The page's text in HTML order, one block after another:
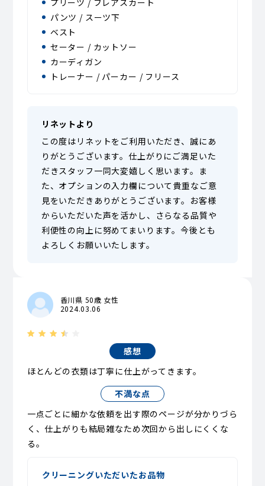
パンツ / スーツ下
ベスト
セーター / カットソー
カーディガン
トレーナー / パーカー / フリース
リネットより
この度はリネットをご利用いただき、誠にあ
りがとうございます。仕上がりにご満足いた
だきスタッフ一同大変嬉しく思います。ま
た、オプションの入力欄について貴重なご意
見をいただきありがとうございます。お客様
からいただいた声を活かし、さらなる品質や
利便性の向上に努めてまいります。今後とも
よろしくお願いいたします。
香川県 50歳 女性
2024.03.06
感想
ほとんどの衣類は丁寧に仕上がってきます。
不満な点
一点ごとに細かな依頼を出す際のページが分かりづら
く、仕上がりも結局雑なため次回から出しにくくな
る。
クリーニングいただいたお品物